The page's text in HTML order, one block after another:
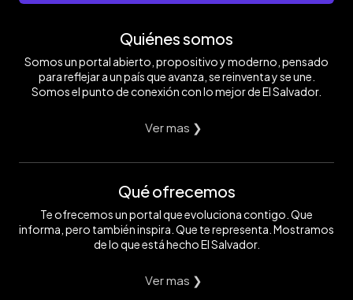
Quiénes somos
Somos un portal abierto, propositivo y moderno, pensado
para reflejar a un país que avanza, se reinventa y se une.
Somos el punto de conexión con lo mejor de El Salvador.
Ver mas ❯
Qué ofrecemos
Te ofrecemos un portal que evoluciona contigo. Que
informa, pero también inspira. Que te representa. Mostramos
de lo que está hecho El Salvador.
Ver mas ❯